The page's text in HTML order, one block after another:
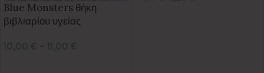
Blue Monsters θήκη
βιβλιαρίου υγείας